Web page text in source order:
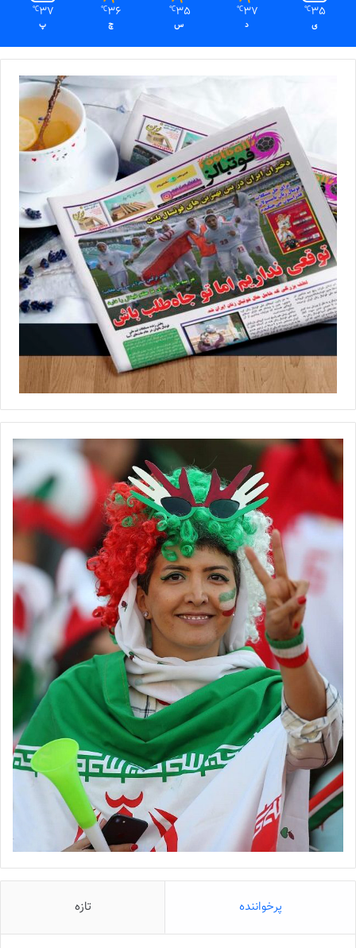
انتظارات نباید از ما زیاد باشد
با فوتبالز همراه شوید
◾️فوتبالز را در اینستاگرام دنبال کنید ◾️ footballs.women@
برچسب ها روزنامه ورزشی گیشه مطبوعات
35
℃
ی
37
℃
د
35
℃
س
36
℃
چ
37
℃
پ
پرخواننده تازه